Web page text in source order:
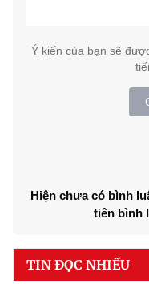
Ý kiến của bạn sẽ
Hiện chưa có bình
tiên bình
TIN ĐỌC NHIỀU